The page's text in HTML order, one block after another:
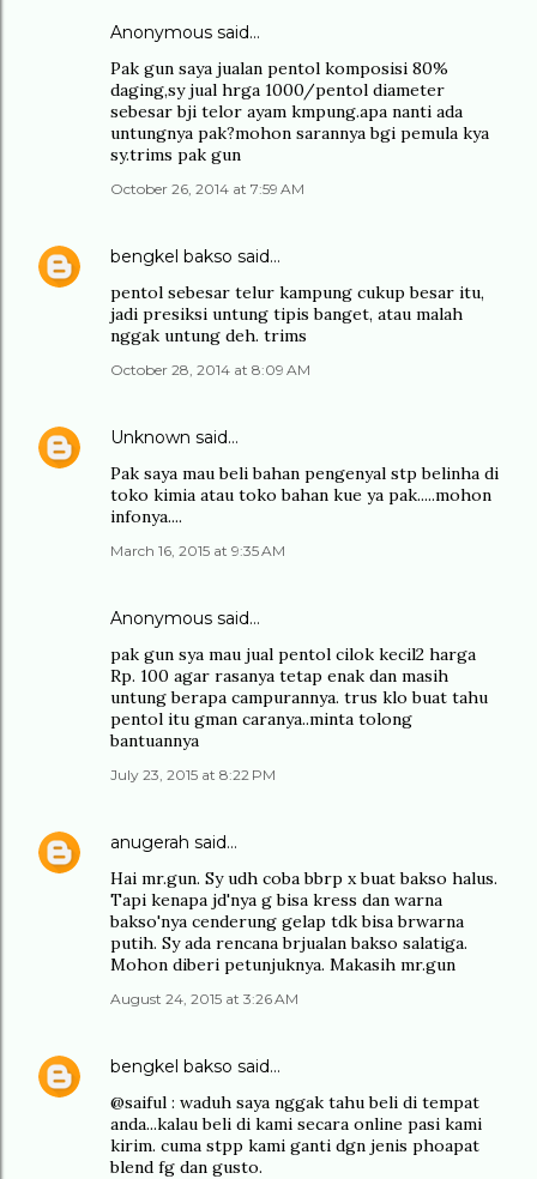
Anonymous said…
Pak gun saya jualan pentol komposisi 80%
daging,sy jual hrga 1000/pentol diameter
sebesar bji telor ayam kmpung.apa nanti ada
untungnya pak?mohon sarannya bgi pemula kya
sy.trims pak gun
October 26, 2014 at 7:59 AM
bengkel bakso said…
pentol sebesar telur kampung cukup besar itu,
jadi presiksi untung tipis banget, atau malah
nggak untung deh. trims
October 28, 2014 at 8:09 AM
Unknown said…
Pak saya mau beli bahan pengenyal stp belinha di
toko kimia atau toko bahan kue ya pak.....mohon
infonya....
March 16, 2015 at 9:35 AM
Anonymous said…
pak gun sya mau jual pentol cilok kecil2 harga
Rp. 100 agar rasanya tetap enak dan masih
untung berapa campurannya. trus klo buat tahu
pentol itu gman caranya..minta tolong
bantuannya
July 23, 2015 at 8:22 PM
anugerah said…
Hai mr.gun. Sy udh coba bbrp x buat bakso halus.
Tapi kenapa jd'nya g bisa kress dan warna
bakso'nya cenderung gelap tdk bisa brwarna
putih. Sy ada rencana brjualan bakso salatiga.
Mohon diberi petunjuknya. Makasih mr.gun
August 24, 2015 at 3:26 AM
bengkel bakso said…
@saiful : waduh saya nggak tahu beli di tempat
anda...kalau beli di kami secara online pasi kami
kirim. cuma stpp kami ganti dgn jenis phoapat
blend fg dan gusto.